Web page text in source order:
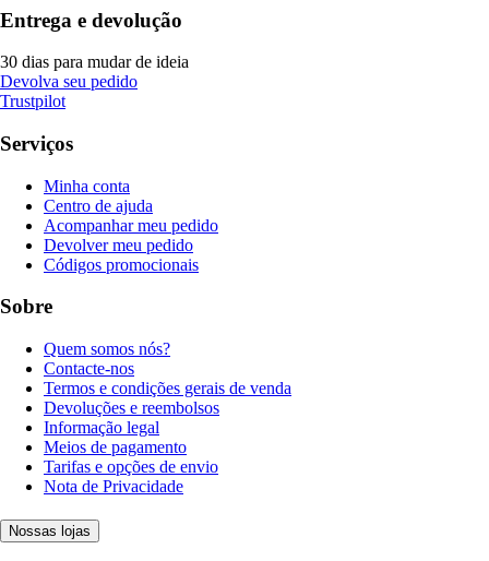
Entrega e devolução
30 dias para mudar de ideia
Devolva seu pedido
Trustpilot
Serviços
Minha conta
Centro de ajuda
Acompanhar meu pedido
Devolver meu pedido
Códigos promocionais
Sobre
Quem somos nós?
Contacte-nos
Termos e condições gerais de venda
Devoluções e reembolsos
Informação legal
Meios de pagamento
Tarifas e opções de envio
Nota de Privacidade
Nossas lojas